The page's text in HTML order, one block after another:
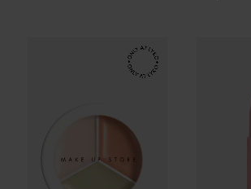
Make Up Store